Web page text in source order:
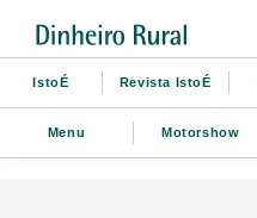
IstoÉ Revista IstoÉ
Menu Motorshow